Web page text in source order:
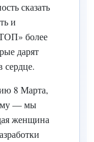
сказать
и
более
дарят
сердце.
8 Марта,
— мы
женщина